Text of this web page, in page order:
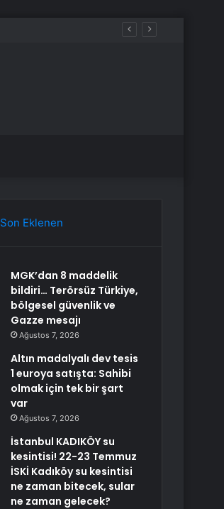
Son Eklenen
MGK’dan 8 maddelik
bildiri… Terörsüz Türkiye,
bölgesel güvenlik ve
Gazze mesajı
Ağustos 7, 2026
Altın madalyalı dev tesis
1 euroya satışta: Sahibi
olmak için tek bir şart
var
Ağustos 7, 2026
İstanbul KADIKÖY su
kesintisi! 22-23 Temmuz
İSKİ Kadıköy su kesintisi
ne zaman bitecek, sular
ne zaman gelecek?